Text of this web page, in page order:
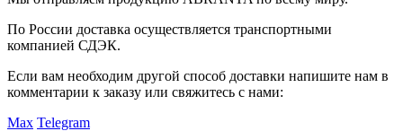
По России доставка осуществляется транспортными
компанией СДЭК.
Если вам необходим другой способ доставки напишите нам в
комментарии к заказу или свяжитесь с нами:
Max Telegram